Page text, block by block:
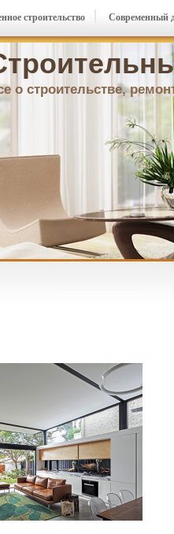
о строительстве,
строительство Современный